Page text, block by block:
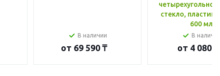
В наличии
от 69 590 ₸
стекло, пластик
600 мл
В
от 4 080 ₸